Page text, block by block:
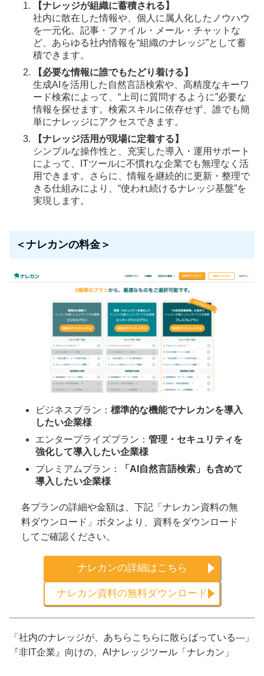
【ナレッジが組織に蓄積される】
社内に散在した情報や、個人に属人化したノウハウ
を一元化。記事・ファイル・メール・チャットな
ど、あらゆる社内情報を“組織のナレッジ”として蓄
積できます。
【必要な情報に誰でもたどり着ける】
生成AIを活用した自然言語検索や、高精度なキーワ
ード検索によって、“上司に質問するように”必要な
情報を探せます。検索スキルに依存せず、誰でも簡
単にナレッジにアクセスできます。
【ナレッジ活用が現場に定着する】
シンプルな操作性と、充実した導入・運用サポート
によって、ITツールに不慣れな企業でも無理なく活
用できます。さらに、情報を継続的に更新・整理で
きる仕組みにより、“使われ続けるナレッジ基盤”を
実現します。
＜ナレカンの料金＞
ビジネスプラン： 標準的な機能でナレカンを導入
したい企業様
エンタープライズプラン： 管理・セキュリティを
強化して導入したい企業様
プレミアムプラン：
「AI自然言語検索」も含めて
導入したい企業様
各プランの詳細や金額は、下記「ナレカン資料の無
料ダウンロード」ボタンより、資料をダウンロード
してご確認ください。
ナレカンの詳細はこちら
ナレカン資料の無料ダウンロード
「社内のナレッジが、あちらこちらに散らばっている---」
『非IT企業』向けの、AIナレッジツール「ナレカン」